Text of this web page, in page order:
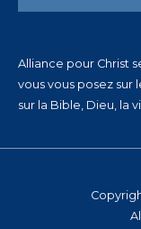
Alliance pour Christ
vous vous posez sur
sur la Bible, Dieu, la